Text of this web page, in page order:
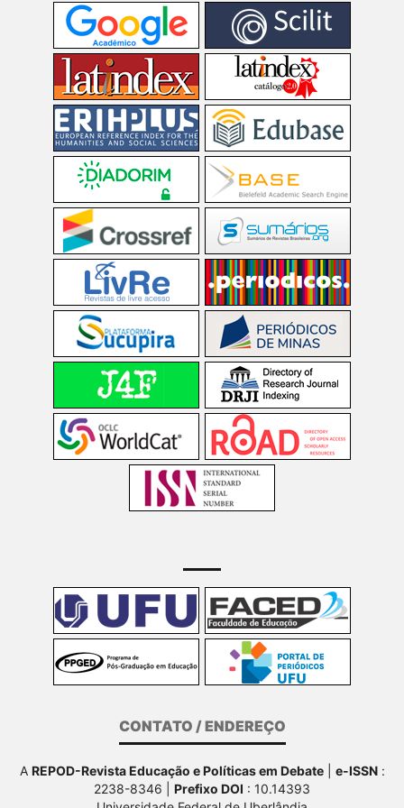
CONTATO / ENDEREÇO
A REPOD-Revista Educação e Políticas em Debate| e-ISSN:
2238-8346 | Prefixo DOI : 10.14393